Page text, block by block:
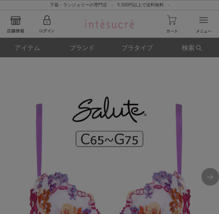
下着・ランジェリーの専門店 - 5,500円以上で送料無料 -
アイテム ブランド ブラタイプ 検索